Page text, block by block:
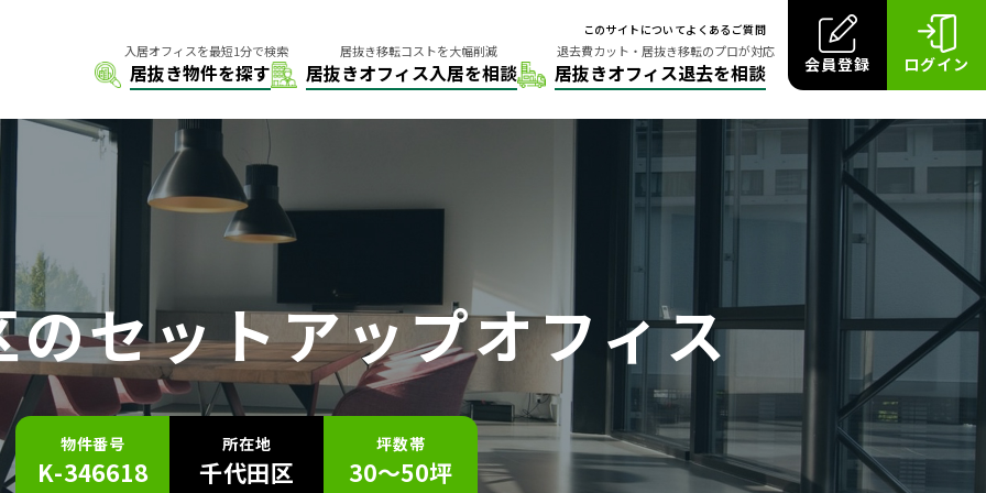
会員登録 ログイン
よくあるご質問
このサイトについて
のセットアップオフィス
物件番号
K-346618
所在地
千代田区
坪数帯
30～50坪